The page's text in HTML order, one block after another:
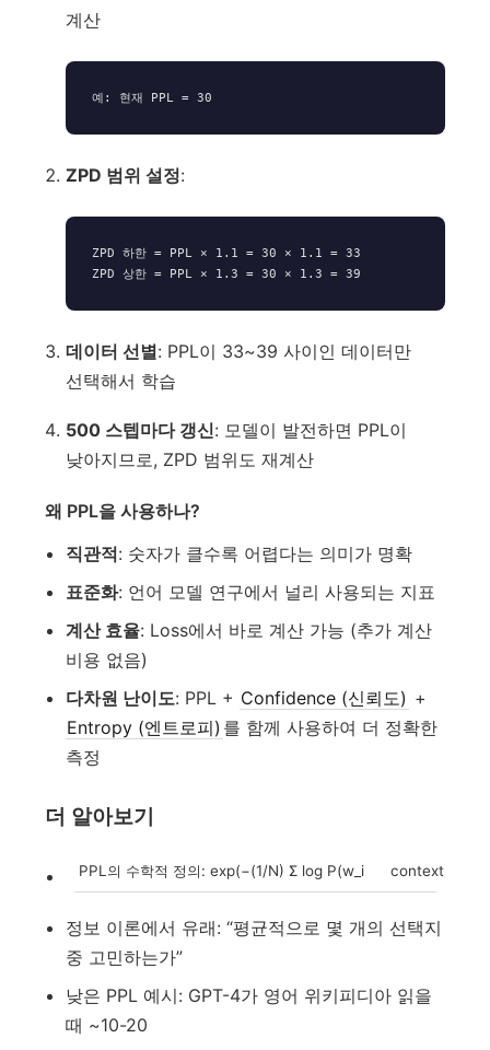
계산
ZPD 범위 설정:
ZPD 하한 = PPL × 1.1 = 30 × 1.1 = 33
데이터 선별: PPL이 33~39 사이인 데이터만
선택해서 학습
500 스텝마다 갱신: 모델이 발전하면 PPL이
낮아지므로, ZPD 범위도 재계산
왜 PPL을 사용하나?
직관적: 숫자가 클수록 어렵다는 의미가 명확
표준화: 언어 모델 연구에서 널리 사용되는 지표
계산 효율: Loss에서 바로 계산 가능 (추가 계산
비용 없음)
다차원 난이도: PPL + Confidence (신뢰도) +
Entropy (엔트로피) 를 함께 사용하여 더 정확한
측정
더 알아보기
PPL의 수학적 정의: exp(−(1/N) Σ log P(w_i context))
정보 이론에서 유래: “평균적으로 몇 개의 선택지
중 고민하는가”
낮은 PPL 예시: GPT-4가 영어 위키피디아 읽을
때 ~10-20